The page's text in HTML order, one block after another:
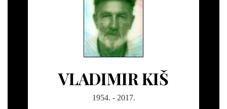
VLADIMIR KIŠ
1954. - 2017.